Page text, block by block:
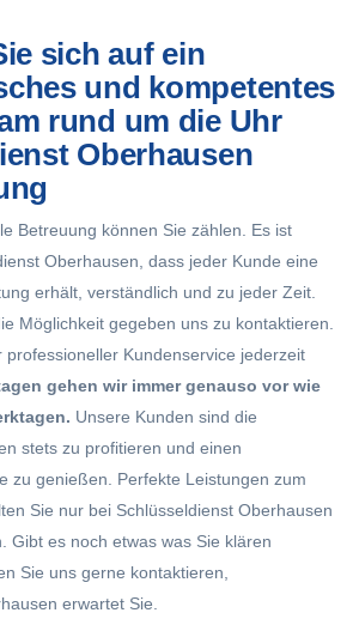
sich auf ein
und kompetentes
rund um die Uhr
Oberhausen
Betreuung können Sie zählen. Es ist
Oberhausen, dass jeder Kunde eine
erhält, verständlich und zu jeder Zeit.
Möglichkeit gegeben uns zu kontaktieren.
professioneller Kundenservice jederzeit
gehen wir immer genauso vor wie
Unsere Kunden sind die
stets zu profitieren und einen
zu genießen. Perfekte Leistungen zum
Sie nur bei Schlüsseldienst Oberhausen
Gibt es noch etwas was Sie klären
Sie uns gerne kontaktieren,
erwartet Sie.